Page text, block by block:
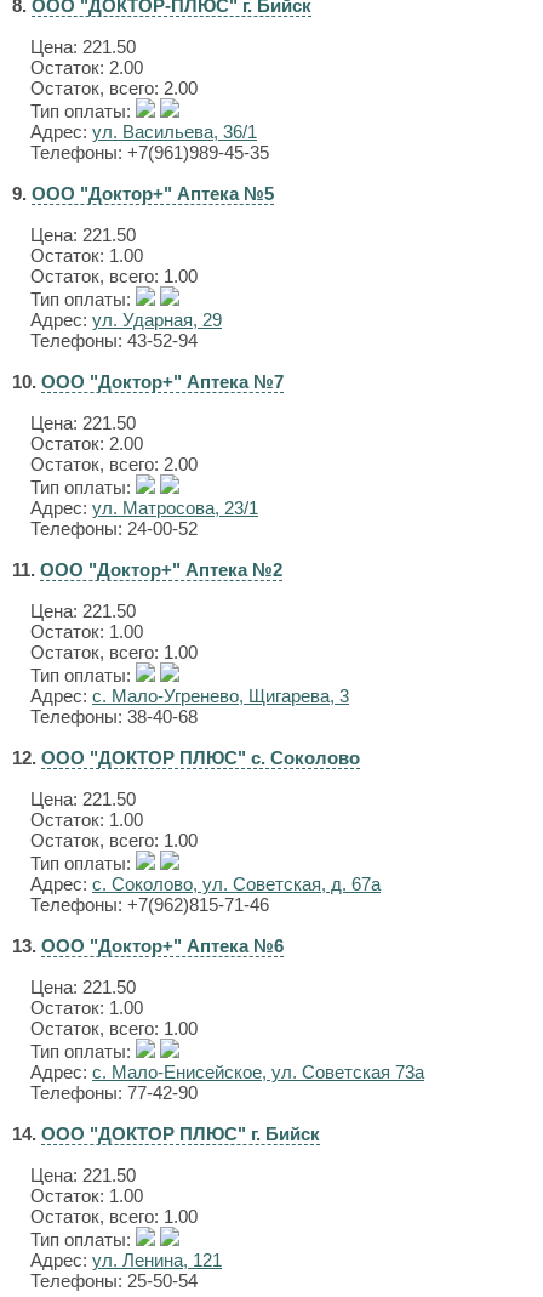
8. ООО "ДОКТОР-ПЛЮС" г. Бийск
Цена: 221.50
Остаток: 2.00
Остаток, всего: 2.00
Тип оплаты:
Адрес: ул. Васильева, 36/1
Телефоны: +7(961)989-45-35
9. ООО "Доктор+" Аптека №5
Цена: 221.50
Остаток: 1.00
Остаток, всего: 1.00
Тип оплаты:
Адрес: ул. Ударная, 29
Телефоны: 43-52-94
10. ООО "Доктор+" Аптека №7
Цена: 221.50
Остаток: 2.00
Остаток, всего: 2.00
Тип оплаты:
Адрес: ул. Матросова, 23/1
Телефоны: 24-00-52
11. ООО "Доктор+" Аптека №2
Цена: 221.50
Остаток: 1.00
Остаток, всего: 1.00
Тип оплаты:
Адрес: с. Мало-Угренево, Щигарева, 3
Телефоны: 38-40-68
12. ООО "ДОКТОР ПЛЮС" с. Соколово
Цена: 221.50
Остаток: 1.00
Остаток, всего: 1.00
Тип оплаты:
Адрес: с. Соколово, ул. Советская, д. 67а
Телефоны: +7(962)815-71-46
13. ООО "Доктор+" Аптека №6
Цена: 221.50
Остаток: 1.00
Остаток, всего: 1.00
Тип оплаты:
Адрес: с. Мало-Енисейское, ул. Советская 73а
Телефоны: 77-42-90
14. ООО "ДОКТОР ПЛЮС" г. Бийск
Цена: 221.50
Остаток: 1.00
Остаток, всего: 1.00
Тип оплаты:
Адрес: ул. Ленина, 121
Телефоны: 25-50-54